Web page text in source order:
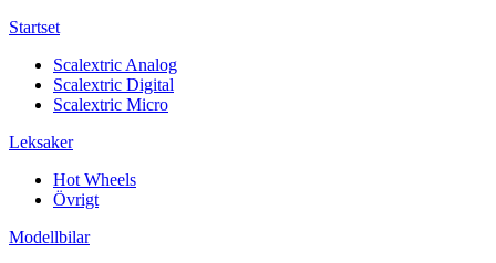
Startset
Scalextric Analog
Scalextric Digital
Scalextric Micro
Leksaker
Hot Wheels
Övrigt
Modellbilar